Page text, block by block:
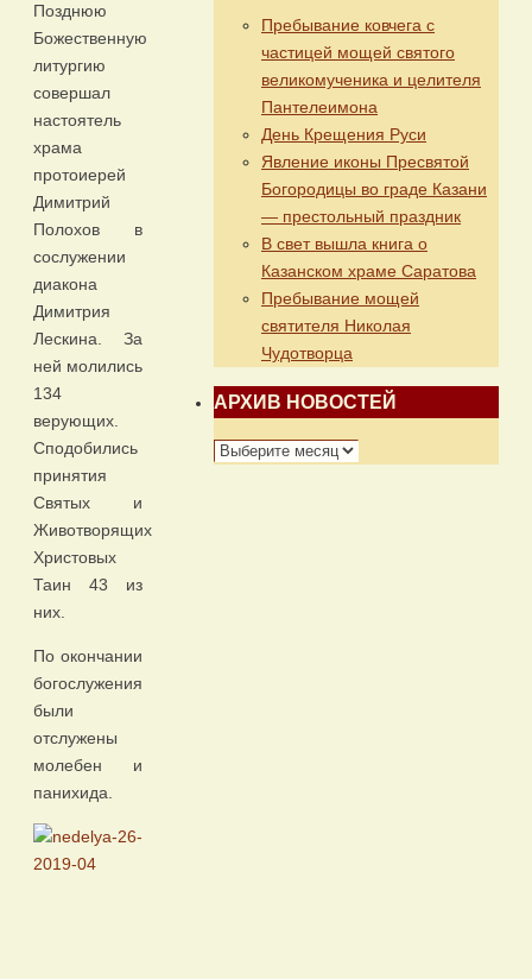
Позднюю
Божественную
литургию
совершал
настоятель
храма
протоиерей
Димитрий
Полохов в
сослужении
диакона
Димитрия
Лескина. За
ней молились
134
верующих.
Сподобились
принятия
Святых и
Животворящих
Христовых
Таин 43 из
них.
По окончании
богослужения
были
отслужены
молебен и
панихида.
Пребывание ковчега с
частицей мощей святого
великомученика и целителя
Пантелеимона
День Крещения Руси
Явление иконы Пресвятой
Богородицы во граде Казани
— престольный праздник
В свет вышла книга о
Казанском храме Саратова
Пребывание мощей
святителя Николая
Чудотворца
АРХИВ НОВОСТЕЙ
АРХИВ